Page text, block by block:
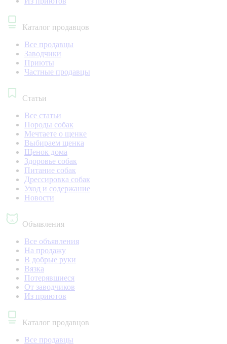
Каталог продавцов
Все продавцы
Заводчики
Приюты
Частные продавцы
Статьи
Все статьи
Породы собак
Мечтаете о щенке
Выбираем щенка
Щенок дома
Здоровье собак
Питание собак
Дрессировка собак
Уход и содержание
Новости
Объявления
Все объявления
На продажу
В добрые руки
Вязка
Потерявшиеся
От заводчиков
Из приютов
Каталог продавцов
Все продавцы